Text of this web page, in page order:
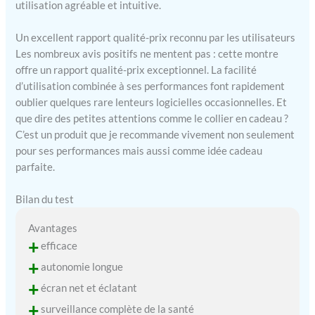
messages, les réveils, les
rappels de sédentarité et
d'eau potable, etc. Montre
connecte dispose
également d'un assistant
vocal, d'une carte de visite
QR code, d'une calculatrice
et d'un réglage de l'heure
prend en charge la
utilisation agréable et intuitive.
Un excellent rapport qualité-prix reconnu par les utilisateurs
Les nombreux avis positifs ne mentent pas : cette montre
offre un rapport qualité-prix exceptionnel. La facilité
d’utilisation combinée à ses performances font rapidement
oublier quelques rare lenteurs logicielles occasionnelles. Et
que dire des petites attentions comme le collier en cadeau ?
C’est un produit que je recommande vivement non seulement
pour ses performances mais aussi comme idée cadeau
parfaite.
Bilan du test
Avantages
+efficace
+autonomie longue
+écran net et éclatant
+surveillance complète de la santé